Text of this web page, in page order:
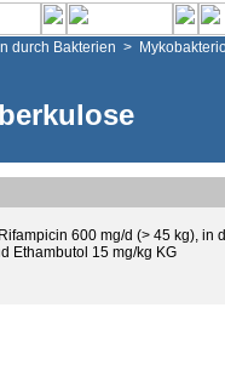
durch Bakterien >
600 mg/d (> 45 kg), in
Ethambutol 15 mg/kg KG